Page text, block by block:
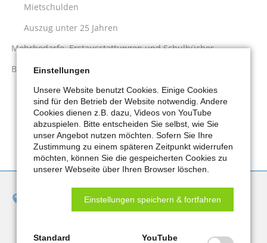
Mietschulden
Auszug unter 25 Jahren
Mehrbedarfe, Erstausstattungen und Schulbücher
Bildung und Teilhabe
Jobcenter Remscheid
Bismarckstraße 8-10
Einstellungen
Unsere Website benutzt Cookies. Einige Cookies
sind für den Betrieb der Website notwendig. Andere
Cookies dienen z.B. dazu, Videos von YouTube
abzuspielen. Bitte entscheiden Sie selbst, wie Sie
unser Angebot nutzen möchten. Sofern Sie Ihre
Zustimmung zu einem späteren Zeitpunkt widerrufen
möchten, können Sie die gespeicherten Cookies zu
unserer Webseite über Ihren Browser löschen.
Einstellungen speichern & fortfahren
Standard
YouTube